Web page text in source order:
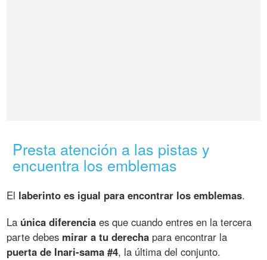
Presta atención a las pistas y
encuentra los emblemas
El laberinto es igual para encontrar los emblemas.
La única diferencia es que cuando entres en la tercera
parte debes mirar a tu derecha para encontrar la
puerta de Inari-sama #4, la última del conjunto.